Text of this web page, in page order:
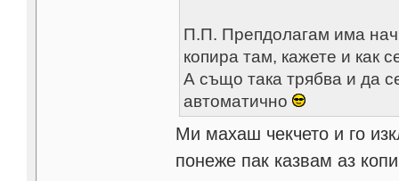
П.П. Препдолагам има
копира там, кажете и как
А също така трябва и да
автоматично
Ми махаш чекчето и го
понеже пак казвам аз